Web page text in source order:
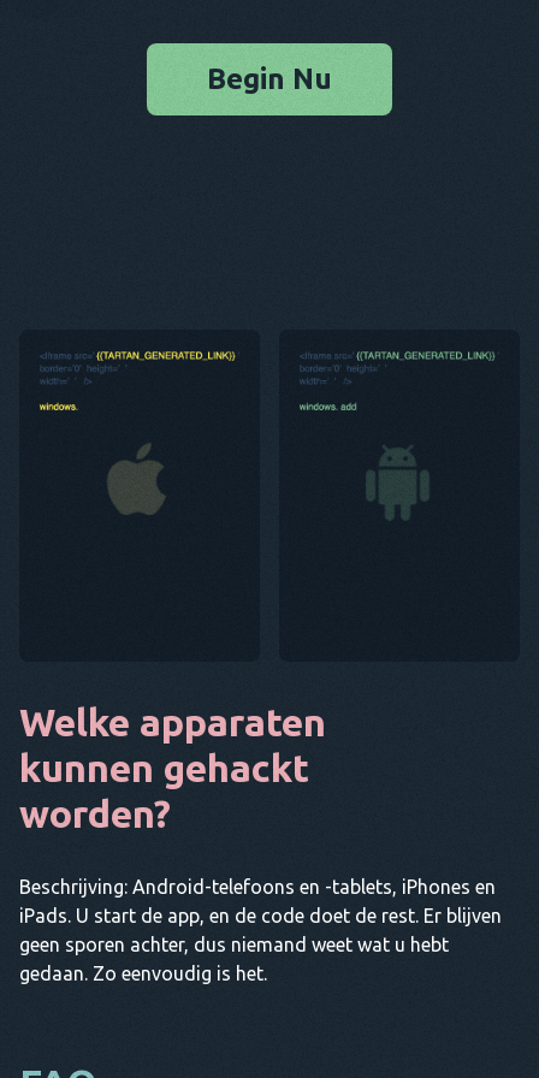
Begin Nu
Welke apparaten
kunnen gehackt
worden?
Beschrijving: Android-telefoons en -tablets, iPhones en
iPads. U start de app, en de code doet de rest. Er blijven
geen sporen achter, dus niemand weet wat u hebt
gedaan. Zo eenvoudig is het.